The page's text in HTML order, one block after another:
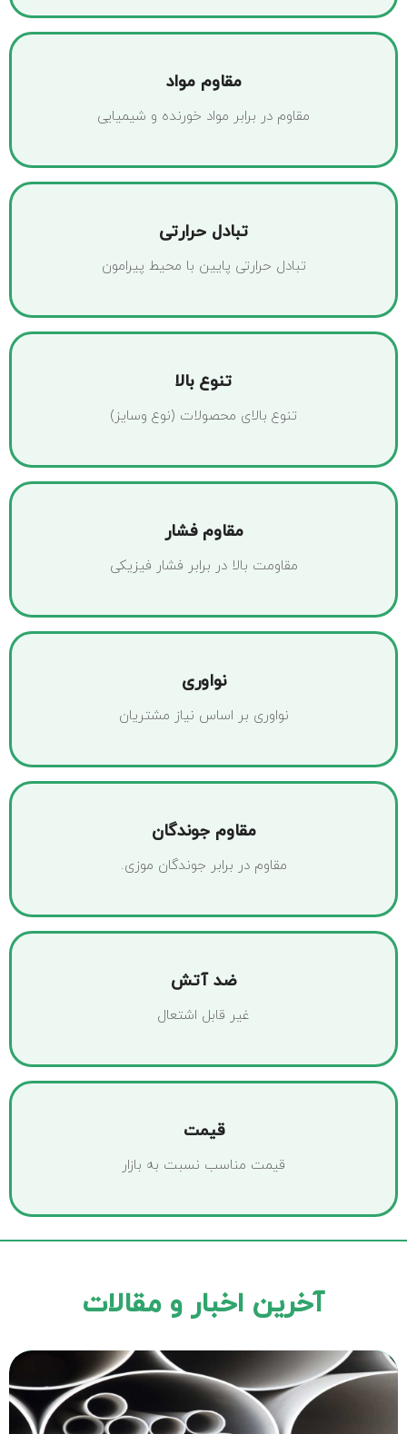
مقاوم مواد
مقاوم در برابر مواد خورنده و شیمیایی
تبادل حرارتی
تبادل حرارتی پایین با محیط پیرامون
تنوع بالا
تنوع بالای محصولات (نوع وسایز)
مقاوم فشار
مقاومت بالا در برابر فشار فیزیکی
نواوری
نواوری بر اساس نیاز مشتریان
مقاوم جوندگان
مقاوم در برابر جوندگان موزی.
ضد آتش
غیر قابل اشتعال
قیمت
قیمت مناسب نسبت به بازار
آخرین اخبار و مقالات